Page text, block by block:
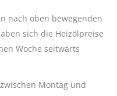
nach oben bewegenden
sich die Heizölpreise
Woche seitwärts
Montag und